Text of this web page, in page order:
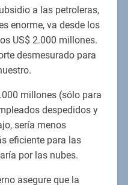
a las petroleras,
enorme, va desde los
US$ 2.000 millones.
desmesurado para
millones (sólo para
despedidos y
sería menos
eficiente para las
por las nubes.
asegure que la